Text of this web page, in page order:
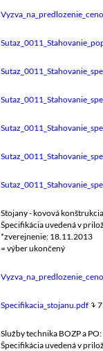
Stojany - kovová
Špecifikácia uvedená v
*zverejnenie: 18.11.2013
= výber ukončený
Specifikacia_stojanu.pdf
Služby technika BOZP a
Špecifikácia uvedená v